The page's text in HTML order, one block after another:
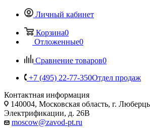
Личный кабинет
Корзина0
Отложенные0
Сравнение товаров0
+7 (495) 22-77-350Отдел продаж
Контактная информация
140004, Московская область, г.
Электрификации, д. 26В
moscow@zavod-pt.ru